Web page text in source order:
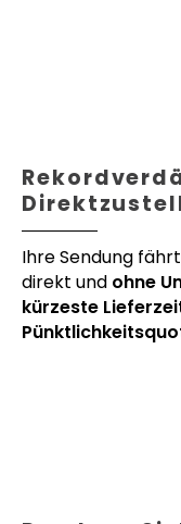
Ihre Sendung
direkt und ohne
kürzeste